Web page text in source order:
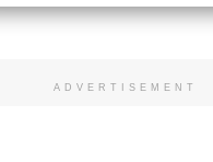
ADVERTISEMENT